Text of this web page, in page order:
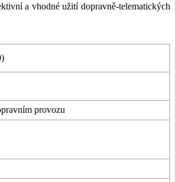
a vhodné užití dopravně-telematických
provozu